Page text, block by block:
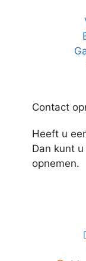
Contact
Heeft u
Dan kunt
opnemen.